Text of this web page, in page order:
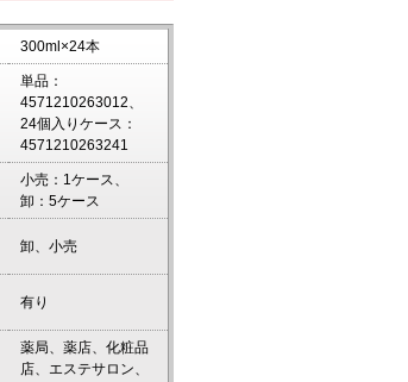
300ml×24本
単品：
4571210263012、
24個入りケース：
4571210263241
小売：1ケース、
卸：5ケース
卸、小売
有り
薬局、薬店、化粧品
店、エステサロン、